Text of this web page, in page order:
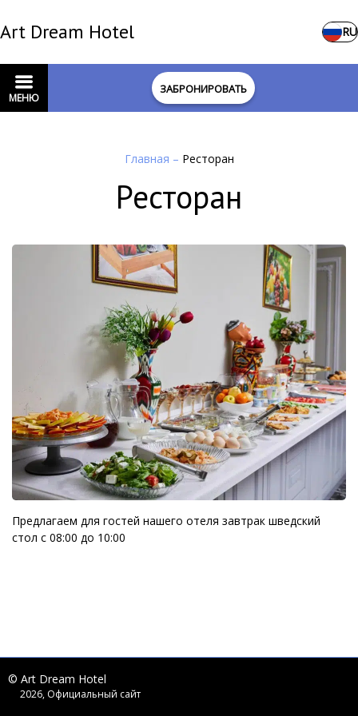
Art Dream Hotel RU
МЕНЮ
ЗАБРОНИРОВАТЬ
Главная – Ресторан
Ресторан
Предлагаем для гостей нашего отеля завтрак шведский
стол с 08:00 до 10:00
© Art Dream Hotel
2026, Официальный сайт